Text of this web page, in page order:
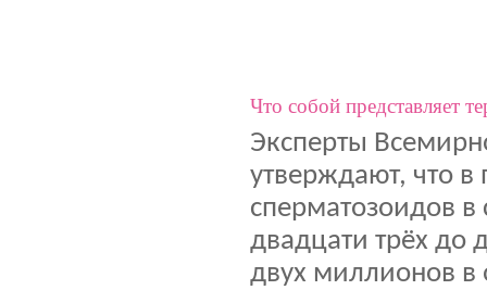
Что собой представляет
Эксперты
утверждают, что в
сперматозоидов
двадцати трёх до
двух миллионов в